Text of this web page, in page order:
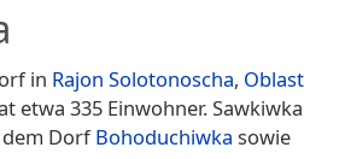
in Rajon Solotonoscha, Oblast
etwa 335 Einwohner. Sawkiwka
DorfBohoduchiwka sowie